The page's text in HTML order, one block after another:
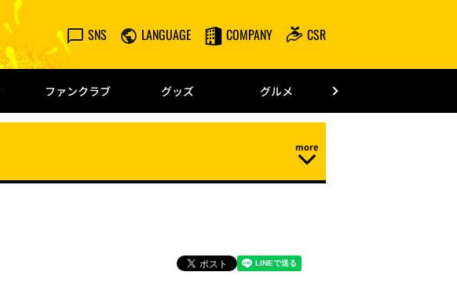
SNS LANGUAGE COMPANY CSR
ファンクラブ グッズ グルメ